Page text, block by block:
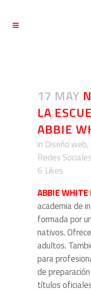
17 MAY
LA
ABBIE
in Diseño web,
Redes Sociales
6 Likes
ABBIE WHITE
academia de
formada por
nativos.
adultos.
para
de
títulos